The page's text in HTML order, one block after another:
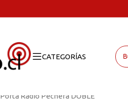
CATEGORÍAS
Porta Radio Pechera DOBLE